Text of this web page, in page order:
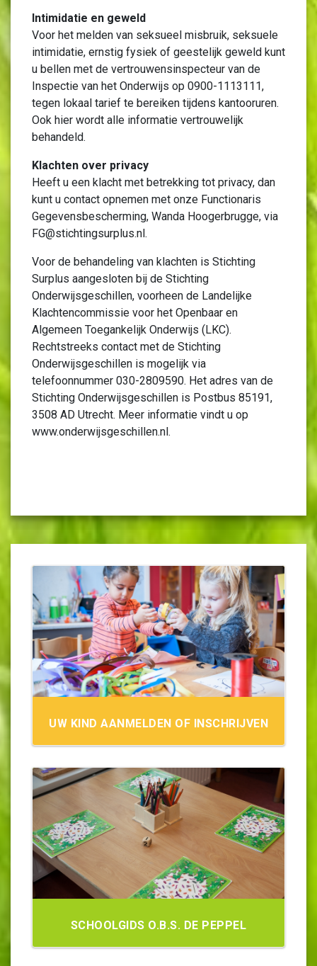
Intimidatie en geweld
Voor het melden van seksueel misbruik, seksuele
intimidatie, ernstig fysiek of geestelijk geweld kunt
u bellen met de vertrouwensinspecteur van de
Inspectie van het Onderwijs op 0900-1113111,
tegen lokaal tarief te bereiken tijdens kantooruren.
Ook hier wordt alle informatie vertrouwelijk
behandeld.
Klachten over privacy
Heeft u een klacht met betrekking tot privacy, dan
kunt u contact opnemen met onze Functionaris
Gegevensbescherming, Wanda Hoogerbrugge, via
FG@stichtingsurplus.nl.
Voor de behandeling van klachten is Stichting
Surplus aangesloten bij de Stichting
Onderwijsgeschillen, voorheen de Landelijke
Klachtencommissie voor het Openbaar en
Algemeen Toegankelijk Onderwijs (LKC).
Rechtstreeks contact met de Stichting
Onderwijsgeschillen is mogelijk via
telefoonnummer 030-2809590. Het adres van de
Stichting Onderwijsgeschillen is Postbus 85191,
3508 AD Utrecht. Meer informatie vindt u op
www.onderwijsgeschillen.nl.
UW KIND AANMELDEN OF INSCHRIJVEN
SCHOOLGIDS O.B.S. DE PEPPEL